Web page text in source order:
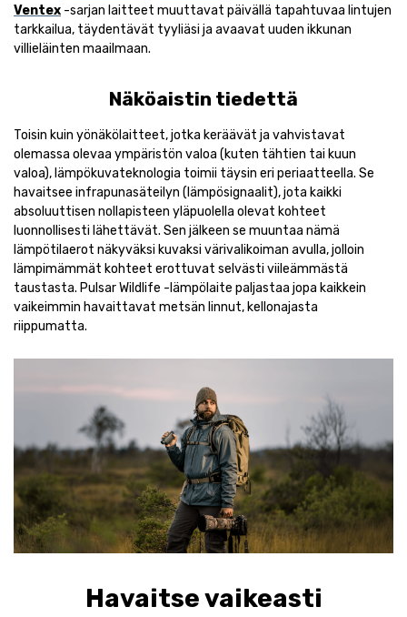
Ventex -sarjan laitteet muuttavat päivällä tapahtuvaa lintujen
tarkkailua, täydentävät tyyliäsi ja avaavat uuden ikkunan
villieläinten maailmaan.
Näköaistin tiedettä
Toisin kuin yönäkölaitteet, jotka keräävät ja vahvistavat
olemassa olevaa ympäristön valoa (kuten tähtien tai kuun
valoa), lämpökuvateknologia toimii täysin eri periaatteella. Se
havaitsee infrapunasäteilyn (lämpösignaalit), jota kaikki
absoluuttisen nollapisteen yläpuolella olevat kohteet
luonnollisesti lähettävät. Sen jälkeen se muuntaa nämä
lämpötilaerot näkyväksi kuvaksi värivalikoiman avulla, jolloin
lämpimämmät kohteet erottuvat selvästi viileämmästä
taustasta. Pulsar Wildlife -lämpölaite paljastaa jopa kaikkein
vaikeimmin havaittavat metsän linnut, kellonajasta
riippumatta.
Havaitse vaikeasti